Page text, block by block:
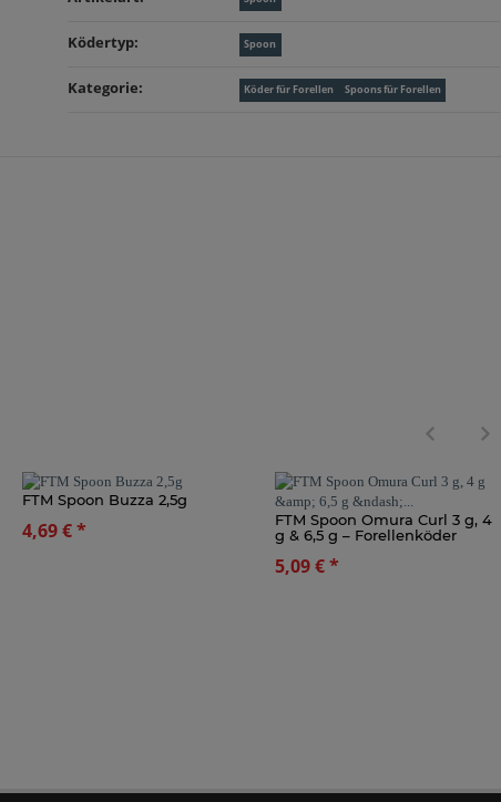
Ködertyp‍: Spoon
Kategorie‍: Köder für Forellen Spoons für Forellen
FTM Spoon Buzza 2,5g
4,69 €*
FTM Spoon Omura Curl 3 g, 4
g & 6,5 g – Forellenköder
5,09 €*